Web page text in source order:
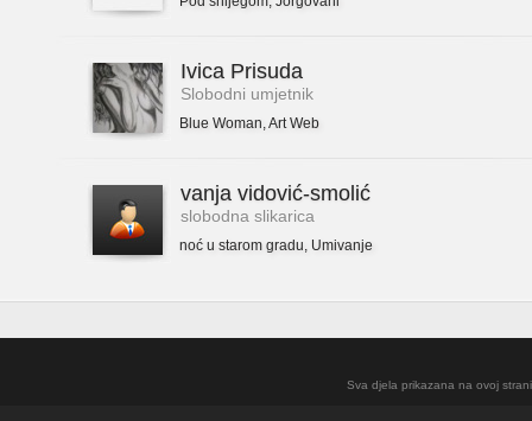
Ivica Prisuda
Slobodni umjetnik
Blue Woman,Art Web
vanja vidović-smolić
slobodna slikarica
noć u starom gradu, Umivanje
Sva djela prikazana na ovoj